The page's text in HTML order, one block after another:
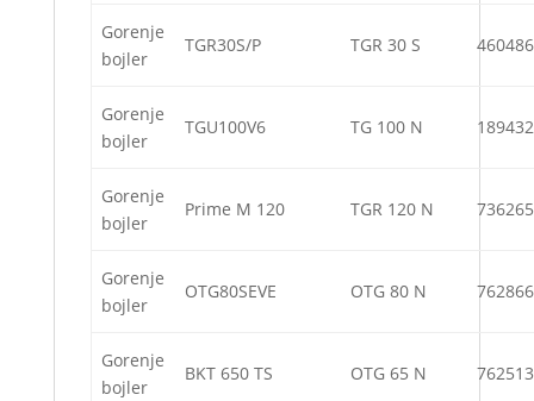
Gorenje
bojler
TGR30S/P TGR 30 S 460486
Gorenje
bojler
TGU100V6 TG 100 N 189432
Gorenje
bojler
Prime M 120 TGR 120 N 736265
Gorenje
bojler
OTG80SEVE OTG 80 N 762866
Gorenje
bojler
BKT 650 TS OTG 65 N 762513